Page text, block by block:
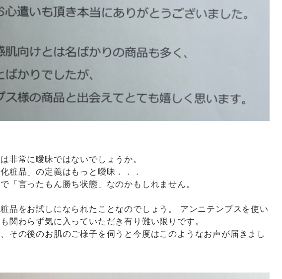
非常に曖昧ではないでしょうか。
粧品」の定義はもっと曖昧．．．
「言ったもん勝ち状態」なのかもしれません。
品をお試しになられたことなのでしょう。 アンニテンプスを使い
関わらず気に入っていただき有り難い限りです。
その後のお肌のご様子を伺うと今度はこのようなお声が届きまし